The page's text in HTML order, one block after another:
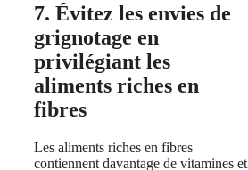
7. Évitez les envies de
grignotage en
privilégiant les
aliments riches en
fibres
Les aliments riches en fibres
contiennent davantage de vitamines et